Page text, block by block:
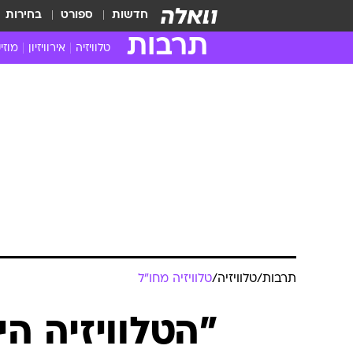
חדשות ספורט בחירות
תרבות טלוויזיה אירוויזיון
תרבות/טלוויזיה/טלוויזיה מחו"ל
"הטלוויזיה